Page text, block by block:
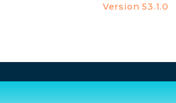
Version 53.1.0